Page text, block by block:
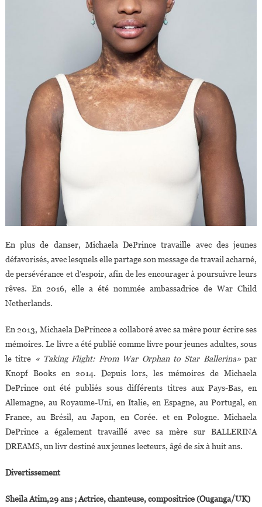
En plus de danser, Michaela DePrince travaille avec des jeunes
défavorisés, avec lesquels elle partage son message de travail acharné,
de persévérance et d’espoir, afin de les encourager à poursuivre leurs
rêves. En 2016, elle a été nommée ambassadrice de War Child
Netherlands.
En 2013, Michaela DePrincce a collaboré avec sa mère pour écrire ses
mémoires. Le livre a été publié comme livre pour jeunes adultes, sous
le titre « Taking Flight: From War Orphan to Star Ballerina»par
Knopf Books en 2014. Depuis lors, les mémoires de Michaela
DePrince ont été publiés sous différents titres aux Pays-Bas, en
Allemagne, au Royaume-Uni, en Italie, en Espagne, au Portugal, en
France, au Brésil, au Japon, en Corée. et en Pologne. Michaela
DePrince a également travaillé avec sa mère sur BALLERINA
DREAMS, un livr destiné aux jeunes lecteurs, âgé de six à huit ans.
Divertissement
Sheila Atim,29 ans ; Actrice, chanteuse, compositrice (Ouganga/UK)